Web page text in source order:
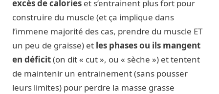
excès de calories et s’entrainent plus fort pour
construire du muscle (et ça implique dans
l’immene majorité des cas, prendre du muscle ET
un peu de graisse) et les phases ou ils mangent
en déficit(on dit « cut », ou « sèche ») et tentent
de maintenir un entrainement (sans pousser
leurs limites) pour perdre la masse grasse